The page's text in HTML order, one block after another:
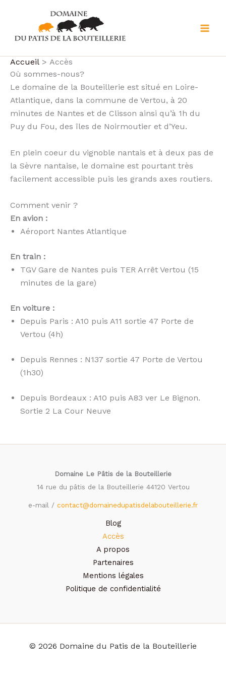
Accueil
Accès
Où sommes-nous?
Le domaine de la Bouteillerie est situé en Loire-
Atlantique, dans la commune de Vertou, à 20
minutes de Nantes et de Clisson ainsi qu’à 1h du
Puy du Fou, des îles de Noirmoutier et d’Yeu.
En plein coeur du vignoble nantais et à deux pas de
la Sèvre nantaise, le domaine est pourtant très
facilement accessible puis les grands axes routiers.
Comment venir ?
En avion :
Aéroport Nantes Atlantique
En train :
TGV Gare de Nantes puis TER Arrêt Vertou (15
minutes de la gare)
En voiture :
Depuis Paris : A10 puis A11 sortie 47 Porte de
Vertou (4h)
Depuis Rennes : N137 sortie 47 Porte de Vertou
(1h30)
Depuis Bordeaux : A10 puis A83 ver Le Bignon.
Sortie 2 La Cour Neuve
Domaine Le Pâtis de la Bouteillerie
14 rue du pâtis de la Bouteillerie 44120 Vertou
e-mail / contact@domainedupatisdelabouteillerie.fr
Blog
Accès
A propos
Partenaires
Mentions légales
Politique de confidentialité
© 2026 Domaine du Patis de la Bouteillerie